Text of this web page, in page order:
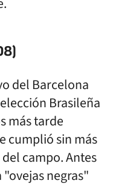
del Barcelona
Brasileña
más tarde
cumplió sin más
campo. Antes
negras"